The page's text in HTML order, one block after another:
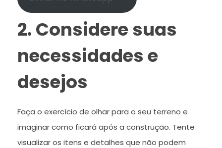
2. Considere suas
necessidades e
desejos
Faça o exercício de olhar para o seu terreno e
imaginar como ficará após a construção. Tente
visualizar os itens e detalhes que não podem